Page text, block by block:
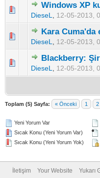
Windows XP
DieseL 12-05-2013,
5 üzerinden 0 Oy -
Kara Cuma'da
DieseL 12-05-2013,
5 üzerinden 0 Oy -
Blackberry:
DieseL 12-05-2013,
5 üzerinden 0 Oy -
Toplam (5) Sayfa: « Önceki 1 2
Yeni Yorum Var
Sıcak Konu (Yeni Yorum Var)
Sıcak Konu (Yeni Yorum Yok)
İletişim Your Website Yukarı